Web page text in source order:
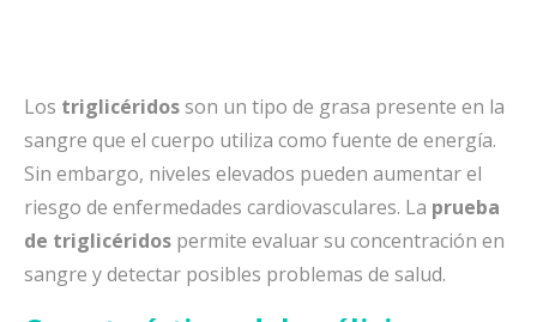
Los triglicéridosson un tipo de grasa presente en la
sangre que el cuerpo utiliza como fuente de energía.
Sin embargo, niveles elevados pueden aumentar el
riesgo de enfermedades cardiovasculares. La prueba
de triglicéridos permite evaluar su concentración en
sangre y detectar posibles problemas de salud.